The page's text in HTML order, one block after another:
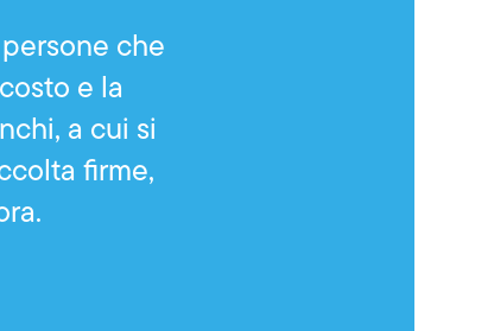
che
e la
a cui si
firme,